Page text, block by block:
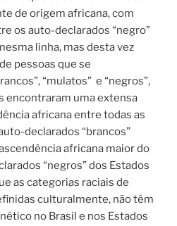
de origem africana, com
os auto-declarados “negro”
linha, mas desta vez
pessoas que se
“mulatos” e “negros”,
encontraram uma extensa
africana entre todas as
declarados “brancos”
africana maior do
“negros” dos Estados
as categorias raciais de
culturalmente, não têm
no Brasil e nos Estados